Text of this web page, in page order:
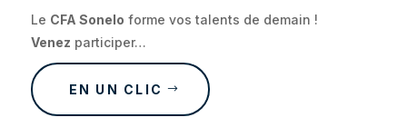
Le CFA Sonelo forme vos talents de demain !
Venez participer…
EN UN CLIC